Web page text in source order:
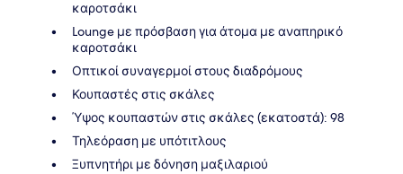
καροτσάκι
Lounge με πρόσβαση για άτομα με αναπηρικό
καροτσάκι
Οπτικοί συναγερμοί στους διαδρόμους
Κουπαστές στις σκάλες
Ύψος κουπαστών στις σκάλες (εκατοστά): 98
Τηλεόραση με υπότιτλους
Ξυπνητήρι με δόνηση μαξιλαριού